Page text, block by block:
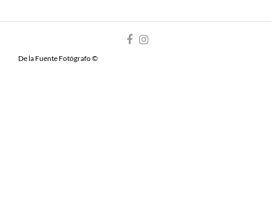
De la Fuente Fotógrafo ©